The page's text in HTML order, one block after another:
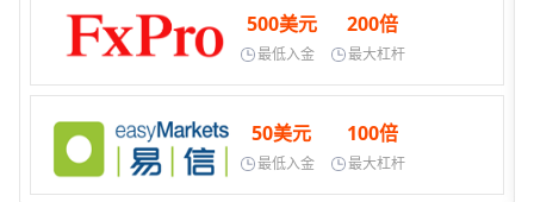
500美元
最低入金
200倍
最大杠杆
50美元
最低入金
100倍
最大杠杆